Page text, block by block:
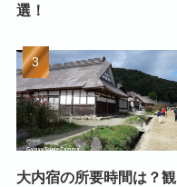
選！
大内宿の所要時間は？観